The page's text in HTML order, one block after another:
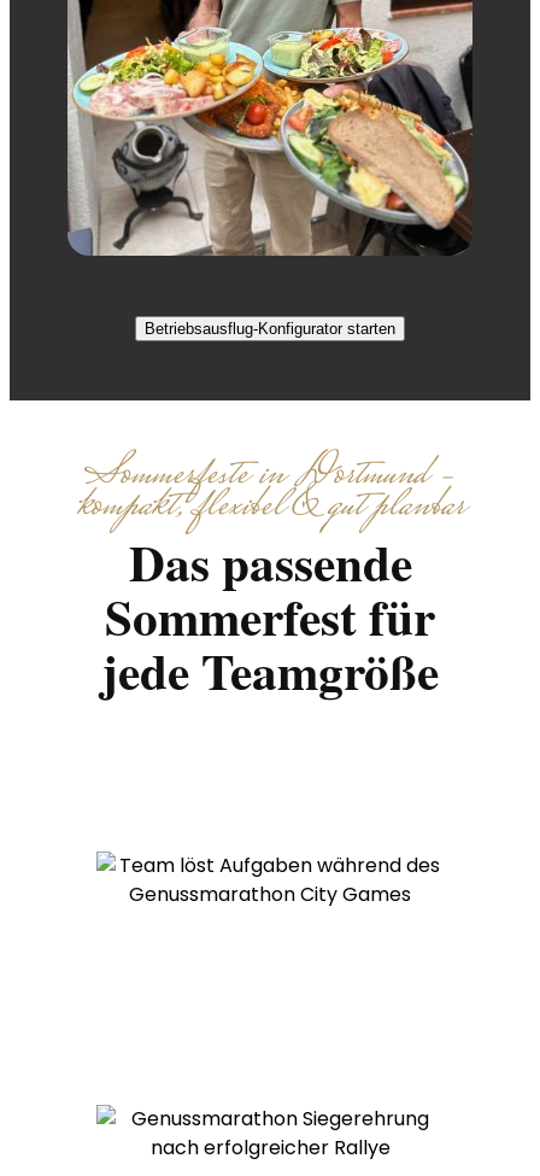
Betriebsausflug-Konfigurator starten
Sommerfeste in Dortmund –
kompakt, flexibel & gut planbar
Das passende
Sommerfest für
jede Teamgröße